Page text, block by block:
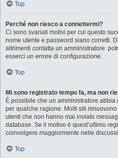
Top
Perché non riesco a connettermi?
Ci sono svariati motivi per cui questo
nome utente e password siano corretti.
altrimenti contatta un amministratore:
esserci un errore di configurazione.
Top
Mi sono registrato tempo fa, ma non
È possibile che un amministratore
per qualche ragione. Molti siti
utenti che non hanno mai inviato
database. Se il motivo è quest’ultimo
coinvolgere maggiormente nelle
Top